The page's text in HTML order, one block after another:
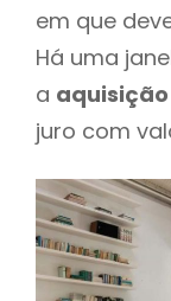
em que
Há uma
a
juro com